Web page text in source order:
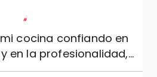
"
cocina confiando en
en la profesionalidad,
de Mobili Zugaro, y